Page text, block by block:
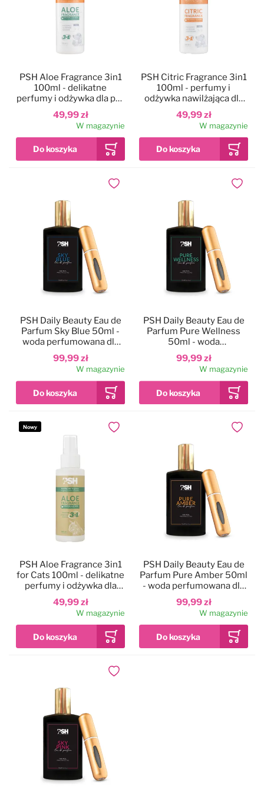
49,99 zł
PSH Aloe Fragrance 3in1
100ml - delikatne
perfumy i odżywka dla psa
i kota, z ochroną
przeciwsłoneczną, do
wrażliwej skóry
W magazynie
49,99 zł
PSH Citric Fragrance 3in1
100ml - perfumy i
odżywka nawilżająca dla
psa i kota, z ochroną
przeciwsłoneczną
W magazynie
99,99 zł
PSH Daily Beauty Eau de
Parfum Sky Blue 50ml -
woda perfumowana dla
psa, o orzeźwiającym
zapachu
W magazynie
Dodaj do ulubionych
99,99 zł
PSH Daily Beauty Eau de
Parfum Pure Wellness
50ml - woda
perfumowana dla psa, o
kojącym zapachu
W magazynie
Dodaj
Nowy
49,99 zł
PSH Aloe Fragrance 3in1
for Cats 100ml - delikatne
perfumy i odżywka dla
kota, z ochroną
przeciwsłoneczną, do
wrażliwej skóry
W magazynie
Dodaj do ulubionych
99,99 zł
PSH Daily Beauty Eau de
Parfum Pure Amber 50ml
- woda perfumowana dla
psa, o orientalnym
zapachu
W magazynie
Dodaj
Dodaj do ulubionych